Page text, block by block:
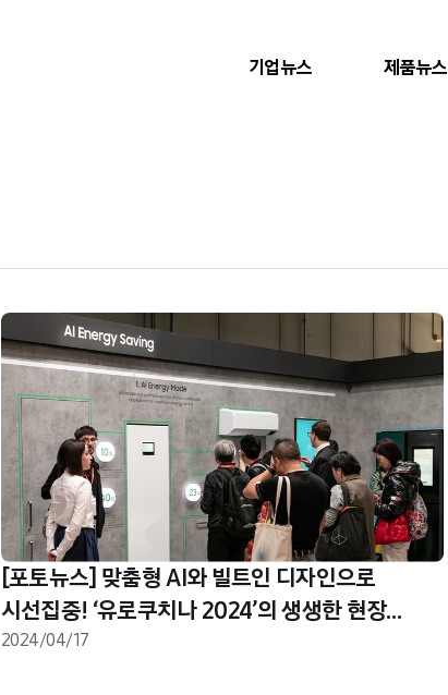
기업뉴스 제품뉴스
[포토뉴스] 맞춤형 AI와 빌트인 디자인으로
시선집중! ‘유로쿠치나 2024’의 생생한 현장
속으로
2024/04/17